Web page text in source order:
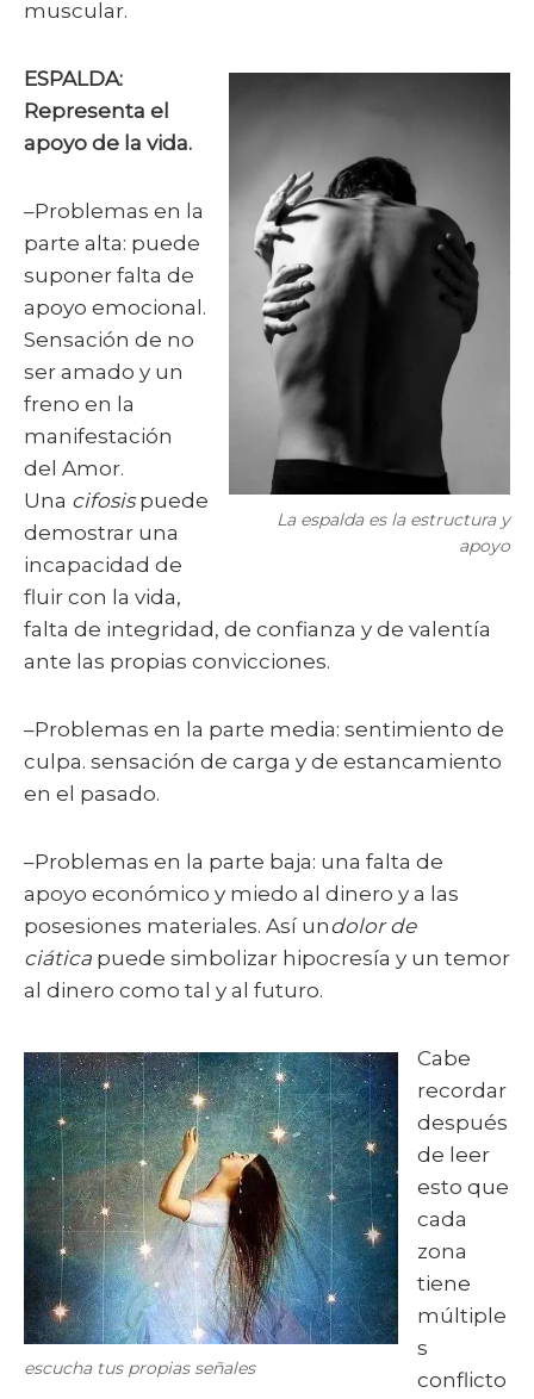
muscular.
La espalda es la estructura y
apoyo
ESPALDA:
Representa el
apoyo de la vida.
–Problemas en la
parte alta: puede
suponer falta de
apoyo emocional.
Sensación de no
ser amado y un
freno en la
manifestación
del Amor.
Una cifosispuede
demostrar una
incapacidad de
fluir con la vida,
falta de integridad, de confianza y de valentía
ante las propias convicciones.
–Problemas en la parte media: sentimiento de
culpa. sensación de carga y de estancamiento
en el pasado.
–Problemas en la parte baja: una falta de
apoyo económico y miedo al dinero y a las
posesiones materiales. Así undolor de
ciática puede simbolizar hipocresía y un temor
al dinero como tal y al futuro.
escucha tus propias señales
Cabe
recordar
después
de leer
esto que
cada
zona
tiene
múltiple
s
conflicto